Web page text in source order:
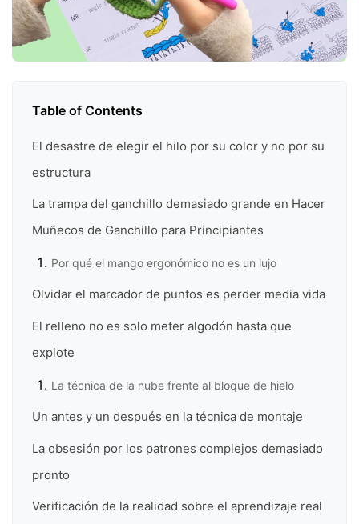
Table of Contents
El desastre de elegir el hilo por su color y no por su
estructura
La trampa del ganchillo demasiado grande en Hacer
Muñecos de Ganchillo para Principiantes
Por qué el mango ergonómico no es un lujo
Olvidar el marcador de puntos es perder media vida
El relleno no es solo meter algodón hasta que
explote
La técnica de la nube frente al bloque de hielo
Un antes y un después en la técnica de montaje
La obsesión por los patrones complejos demasiado
pronto
Verificación de la realidad sobre el aprendizaje real